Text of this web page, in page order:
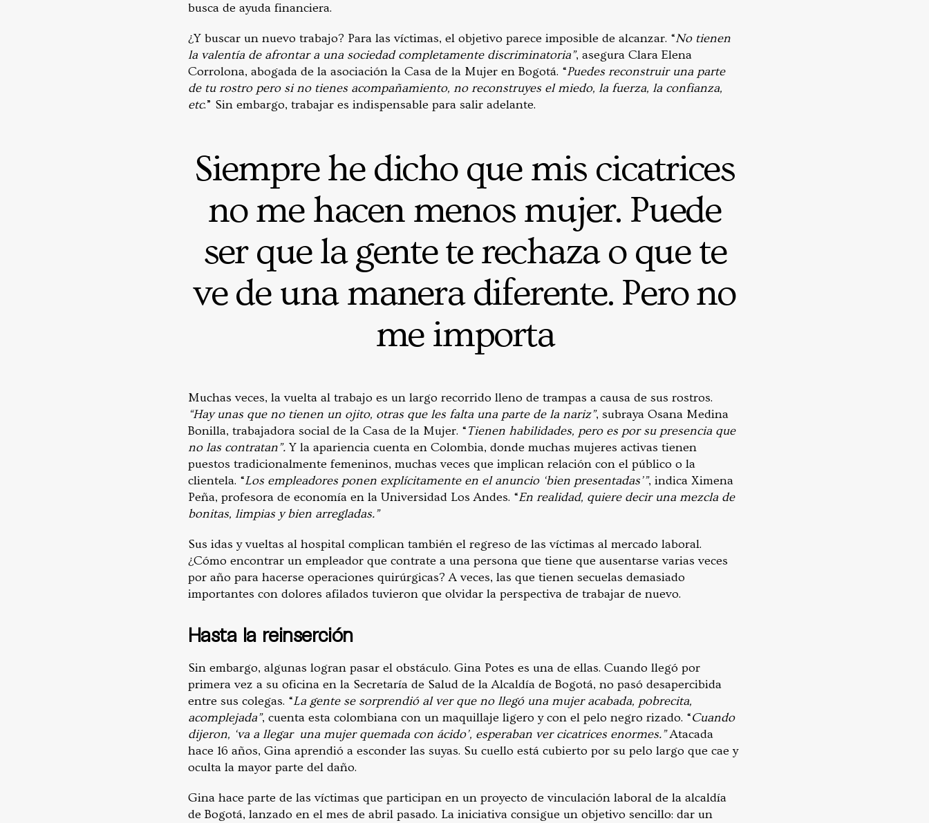
busca de ayuda financiera.
¿Y buscar un nuevo trabajo? Para las víctimas, el objetivo parece imposible de alcanzar. “No tienen
la valentía de afrontar a una sociedad completamente discriminatoria”, asegura Clara Elena
Corrolona, abogada de la asociación la Casa de la Mujer en Bogotá. “Puedes reconstruir una parte
de tu rostro pero si no tienes acompañamiento, no reconstruyes el miedo, la fuerza, la confianza,
etc.” Sin embargo, trabajar es indispensable para salir adelante.
Siempre he dicho que mis cicatrices
no me hacen menos mujer. Puede
ser que la gente te rechaza o que te
ve de una manera diferente. Pero no
me importa
Muchas veces, la vuelta al trabajo es un largo recorrido lleno de trampas a causa de sus rostros.
“Hay unas que no tienen un ojito, otras que les falta una parte de la nariz”, subraya Osana Medina
Bonilla, trabajadora social de la Casa de la Mujer. “Tienen habilidades, pero es por su presencia que
no las contratan”. Y la apariencia cuenta en Colombia, donde muchas mujeres activas tienen
puestos tradicionalmente femeninos, muchas veces que implican relación con el público o la
clientela. “Los empleadores ponen explícitamente en el anuncio ‘bien presentadas’”, indica Ximena
Peña, profesora de economía en la Universidad Los Andes. “En realidad, quiere decir una mezcla de
bonitas, limpias y bien arregladas.”
Sus idas y vueltas al hospital complican también el regreso de las víctimas al mercado laboral.
¿Cómo encontrar un empleador que contrate a una persona que tiene que ausentarse varias veces
por año para hacerse operaciones quirúrgicas? A veces, las que tienen secuelas demasiado
importantes con dolores afilados tuvieron que olvidar la perspectiva de trabajar de nuevo.
Hasta la reinserción
Sin embargo, algunas logran pasar el obstáculo. Gina Potes es una de ellas. Cuando llegó por
primera vez a su oficina en la Secretaría de Salud de la Alcaldía de Bogotá, no pasó desapercibida
entre sus colegas. “La gente se sorprendió al ver que no llegó una mujer acabada, pobrecita,
acomplejada”, cuenta esta colombiana con un maquillaje ligero y con el pelo negro rizado. “Cuando
dijeron, ‘va a llegar una mujer quemada con ácido’, esperaban ver cicatrices enormes.”Atacada
hace 16 años, Gina aprendió a esconder las suyas. Su cuello está cubierto por su pelo largo que cae y
oculta la mayor parte del daño.
Gina hace parte de las víctimas que participan en un proyecto de vinculación laboral de la alcaldía
de Bogotá, lanzado en el mes de abril pasado. La iniciativa consigue un objetivo sencillo: dar un